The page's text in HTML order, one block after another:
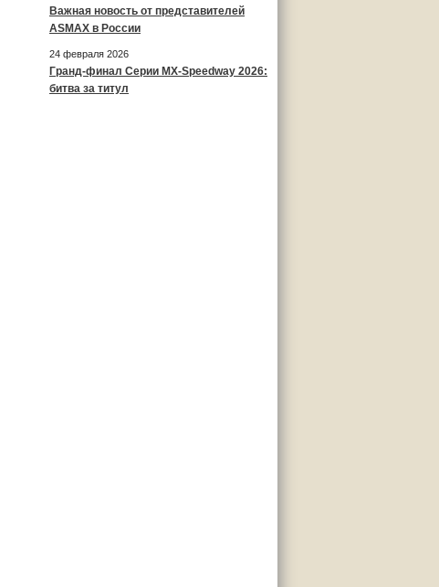
Важная новость от представителей
ASMAX в России
24 февраля 2026
Гранд-финал Серии MX-Speedway 2026:
битва за титул